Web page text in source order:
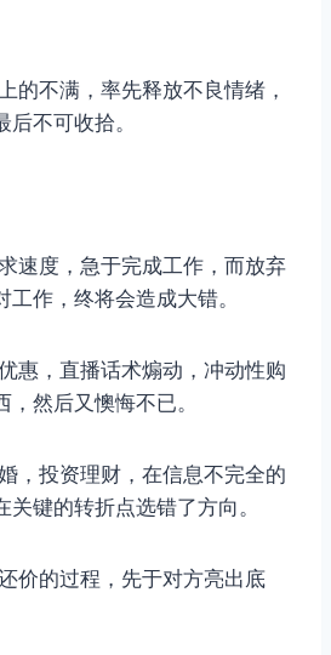
的不满，率先释放不良情绪，
不可收拾。
速度，急于完成工作，而放弃
作，终将会造成大错。
惠，直播话术煽动，冲动性购
然后又懊悔不已。
，投资理财，在信息不完全的
键的转折点选错了方向。
价的过程，先于对方亮出底